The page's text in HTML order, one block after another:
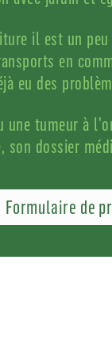
il est un
en
eu des
une tumeur à
son dossier
Formulaire de